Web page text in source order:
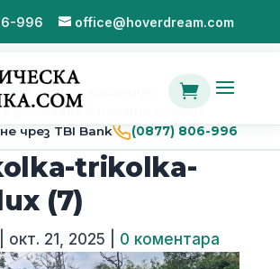
996 office@hoverdream.com

2 години гаранция
доставка в цялата страна
чрез TBI Bank
(0877) 806-996
trikolka-
(7)
окт. 21, 2025 0 коментара